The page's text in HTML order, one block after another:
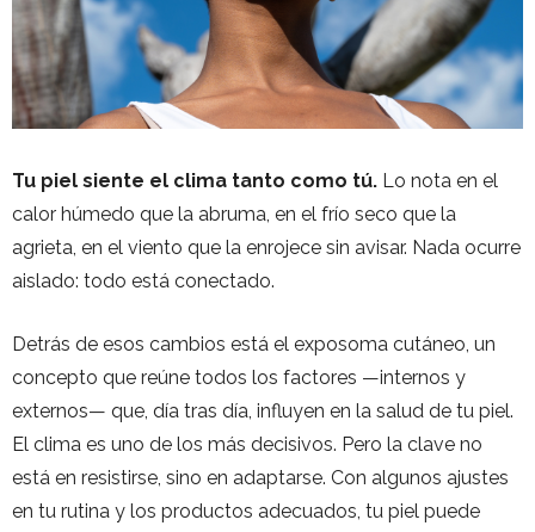
Tu piel siente el clima tanto como tú. Lo nota en el
calor húmedo que la abruma, en el frío seco que la
agrieta, en el viento que la enrojece sin avisar. Nada ocurre
aislado: todo está conectado.
Detrás de esos cambios está el exposoma cutáneo, un
concepto que reúne todos los factores —internos y
externos— que, día tras día, influyen en la salud de tu piel.
El clima es uno de los más decisivos. Pero la clave no
está en resistirse, sino en adaptarse. Con algunos ajustes
en tu rutina y los productos adecuados, tu piel puede